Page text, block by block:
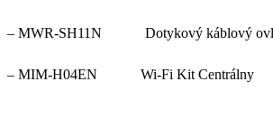
– MWR-SH11N Dotykový káblový
– MIM-H04EN Wi-Fi Kit Centrálny